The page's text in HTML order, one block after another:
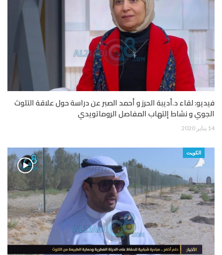
فيديو: لقاء د.أديبة الحرز و أحمد الصبر عن دراسة حول علاقة التلوث
الجوي و نشاط إلتهاب المفاصل الروماتويدي
14 يناير 2020
الكويت